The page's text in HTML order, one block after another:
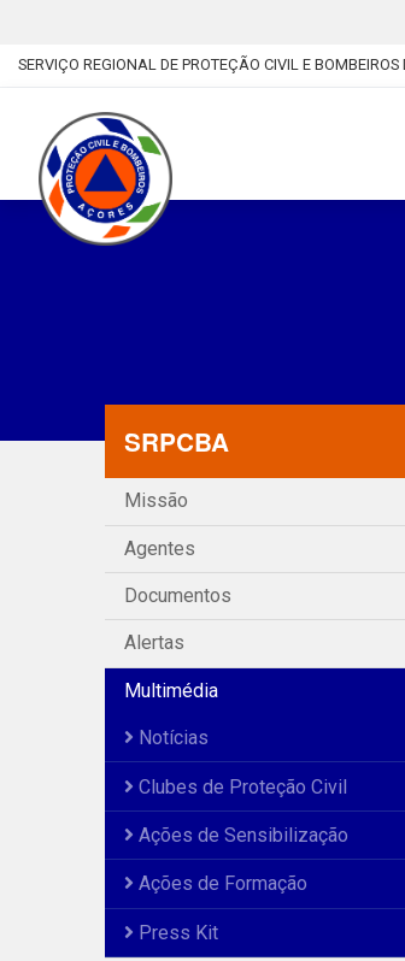
SERVIÇO REGIONAL DE PROTEÇÃO CIVIL E BOMBEIROS
SRPCBA
Missão
Agentes
Documentos
Alertas
Multimédia
Notícias
Clubes de Proteção Civil
Ações de Sensibilização
Ações de Formação
Press Kit